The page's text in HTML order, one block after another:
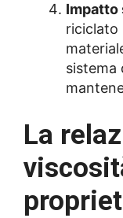
Impatto
riciclato
sistema
La